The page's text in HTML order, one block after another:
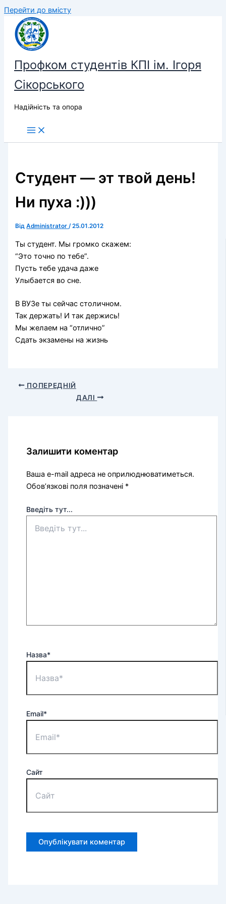
Перейти до вмісту
Профком студентів КПІ ім. Ігоря
Сікорського
Надійність та опора
Студент — эт твой день!
Ни пуха :)))
ВідAdministrator/25.01.2012
Ты студент. Мы громко скажем:
“Это точно по тебе”.
Пусть тебе удача даже
Улыбается во сне.
В ВУЗе ты сейчас столичном.
Так держать! И так держись!
Мы желаем на “отлично”
Сдать экзамены на жизнь
ПОПЕРЕДНІЙ
ДАЛІ
Залишити коментар
Ваша e-mail адреса не оприлюднюватиметься.
Обов’язкові поля позначені *
Введіть тут...
Назва*
Email*
Сайт